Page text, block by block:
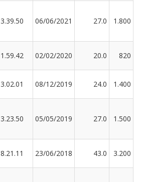
3.39.50 06/06/2021 27.0 1.800
1.59.42 02/02/2020 20.0 820
3.02.01 08/12/2019 24.0 1.400
3.23.50 05/05/2019 27.0 1.500
8.21.11 23/06/2018 43.0 3.200